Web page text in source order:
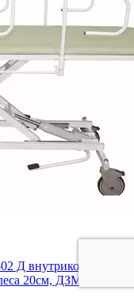
Д внутрикорпусная,
20см, ДЗМО АО